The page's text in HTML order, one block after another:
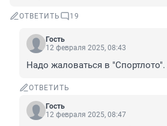
ОТВЕТИТЬ 19
Гость
12 февраля 2025, 08:43
Надо жаловаться в "Спортлото".
ОТВЕТИТЬ
Гость
12 февраля 2025, 08:47